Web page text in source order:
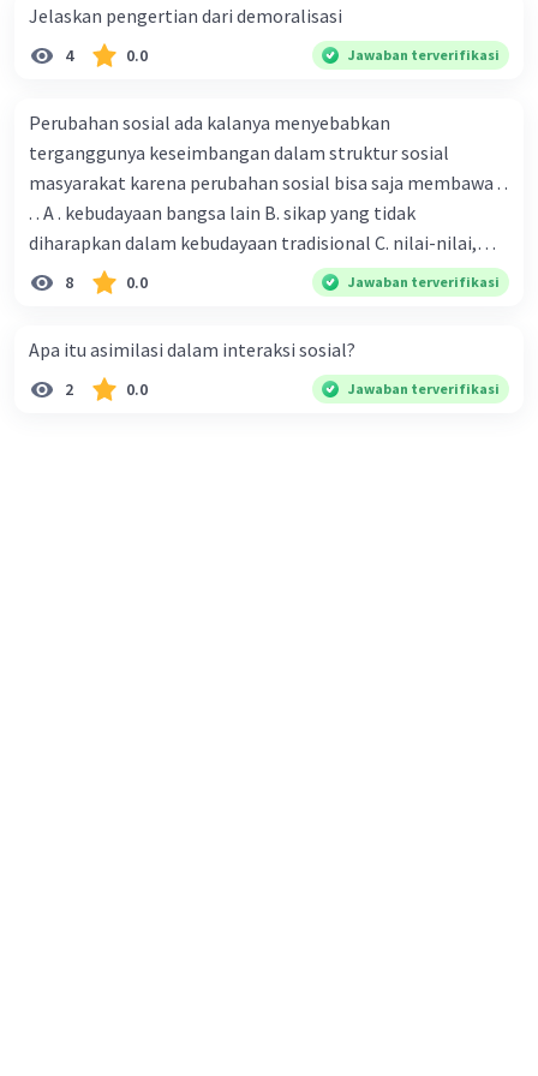
Upaya-upaya tersebut perlu dilakukan secara
berkelanjutan agar budaya lokal dapat tetap
Beri Rating·0.0(0) Balas
Kayla A Level 14
21 November 2023 12:28
Globalisasi budaya adalah penyebaran budaya
suatu negara ke negara lain. Globalisasi budaya
Jelaskan pengertian dari demoralisasi
4 0.0 Jawaban terverifikasi
Perubahan sosial ada kalanya menyebabkan
terganggunya keseimbangan dalam struktur sosial
masyarakat karena perubahan sosial bisa saja membawa . .
. . A . kebudayaan bangsa lain B. sikap yang tidak
diharapkan dalam kebudayaan tradisional C. nilai-nilai,
sikap, dan pola . perilaku yang berbeda D. tidak sesuai
dengan kebudayaan masyarakat setempat
8 0.0 Jawaban terverifikasi
Apa itu asimilasi dalam interaksi sosial?
2 0.0 Jawaban terverifikasi